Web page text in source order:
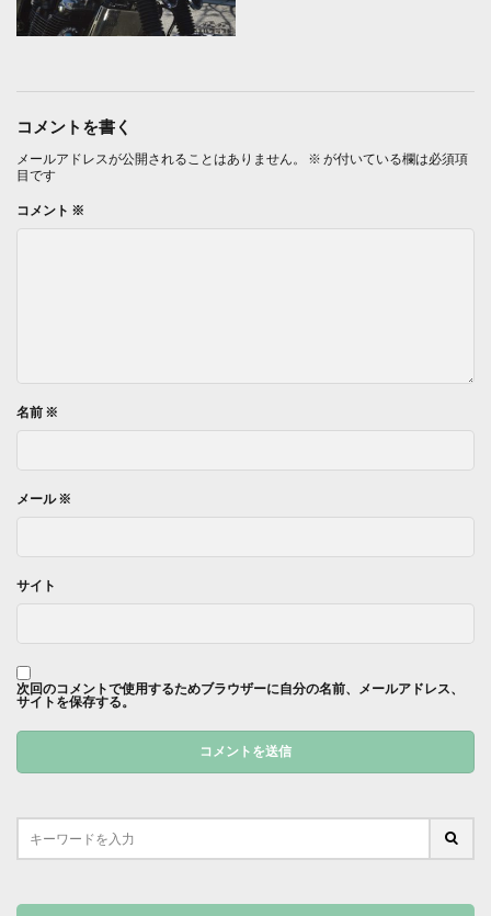
コメントを書く
メールアドレスが公開されることはありません。 ※ が付いている欄は必須項
目です
コメント ※
名前 ※
メール※
サイト
次回のコメントで使用するためブラウザーに自分の名前、メールアドレス、
サイトを保存する。